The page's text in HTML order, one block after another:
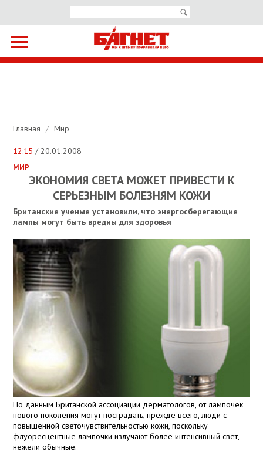
Главная / Мир
12:15 / 20.01.2008
МИР
ЭКОНОМИЯ СВЕТА МОЖЕТ ПРИВЕСТИ К
СЕРЬЕЗНЫМ БОЛЕЗНЯМ КОЖИ
Британские ученые установили, что энергосберегающие
лампы могут быть вредны для здоровья
По данным Британской ассоциации дерматологов, от лампочек
нового поколения могут пострадать, прежде всего, люди с
повышенной светочувствительностью кожи, поскольку
флуоресцентные лампочки излучают более интенсивный свет,
нежели обычные.